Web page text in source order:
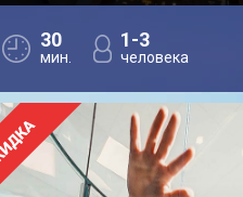
30
мин.
1-3
человека